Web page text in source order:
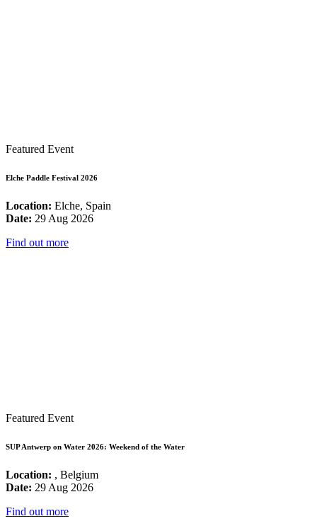
Featured Event
Elche Paddle Festival 2026
Location: Elche, Spain
Date: 29 Aug 2026
Find out more
Featured Event
SUP Antwerp on Water 2026: Weekend of the Water
Location: , Belgium
Date: 29 Aug 2026
Find out more